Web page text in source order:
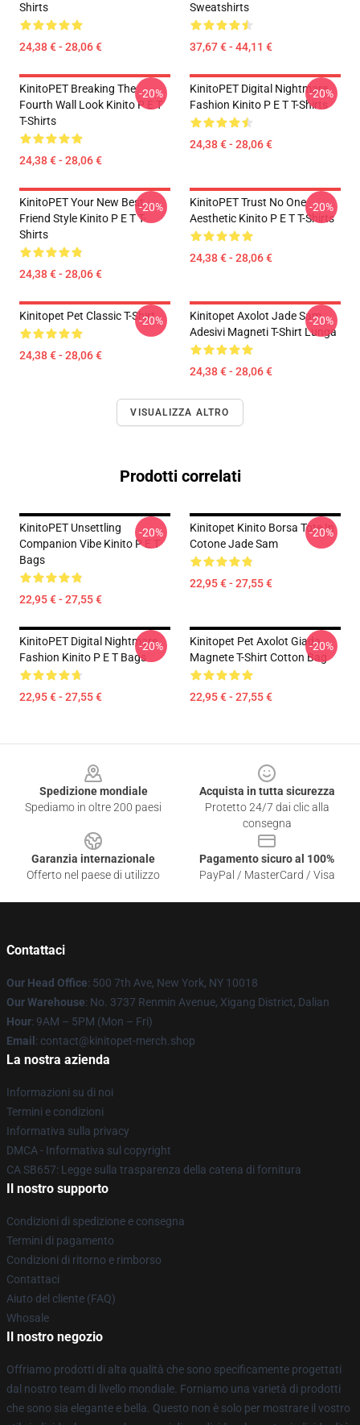
Shirts
24,38 € - 28,06 €
Sweatshirts
37,67 € - 44,11 €
KinitoPET Breaking The
Fourth Wall Look Kinito P E T
T-Shirts
24,38 € - 28,06 €
-20%
KinitoPET Digital Nightmare
Fashion Kinito P E T T-Shirts
24,38 € - 28,06 €
-20%
KinitoPET Your New Best
Friend Style Kinito P E T T-
Shirts
24,38 € - 28,06 €
-20%
KinitoPET Trust No One
Aesthetic Kinito P E T T-Shirts
24,38 € - 28,06 €
-20%
Kinitopet Pet Classic T-Shirt
24,38 € - 28,06 €
-20%
Kinitopet Axolot Jade Sam
Adesivi Magneti T-Shirt Lunga
24,38 € - 28,06 €
-20%
VISUALIZZA ALTRO
Prodotti correlati
KinitoPET Unsettling
Companion Vibe Kinito P E T
Bags
22,95 € - 27,55 €
-20%
Kinitopet Kinito Borsa Tote In
Cotone Jade Sam
22,95 € - 27,55 €
-20%
KinitoPET Digital Nightmare
Fashion Kinito P E T Bags
22,95 € - 27,55 €
-20%
Kinitopet Pet Axolot Giada
Magnete T-Shirt Cotton Bag
22,95 € - 27,55 €
-20%
Spedizione mondiale
Spediamo in oltre 200 paesi
Acquista in tutta sicurezza
Protetto 24/7 dai clic alla
consegna
Garanzia internazionale
Offerto nel paese di utilizzo
Pagamento sicuro al 100%
PayPal / MasterCard / Visa
Contattaci
Our Head Office: 500 7th Ave, New York, NY 10018
Our Warehouse: No. 3737 Renmin Avenue, Xigang District, Dalian
Hour: 9AM – 5PM (Mon – Fri)
Email : contact@kinitopet-merch.shop
La nostra azienda
Informazioni su di noi
Termini e condizioni
Informativa sulla privacy
DMCA - Informativa sul copyright
CA SB657: Legge sulla trasparenza della catena di fornitura
Il nostro supporto
Condizioni di spedizione e consegna
Termini di pagamento
Condizioni di ritorno e rimborso
Contattaci
Aiuto del cliente (FAQ)
Whosale
Il nostro negozio
Offriamo prodotti di alta qualità che sono specificamente progettati
dal nostro team di livello mondiale. Forniamo una varietà di prodotti
che sono sia elegante e bella. Questo non è solo per mostrare il vostro